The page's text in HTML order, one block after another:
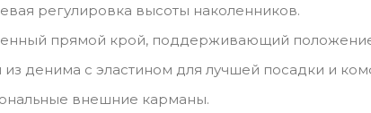
регулировка высоты наколенников.
прямой крой, поддерживающий положение
денима с эластином для лучшей посадки и
внешние карманы.